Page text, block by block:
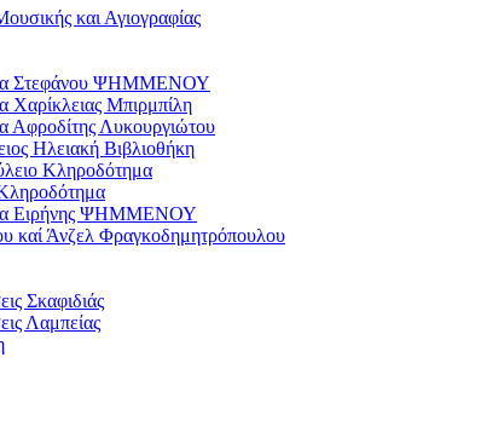
και Αγιογραφίας
Στεφάνου ΨΗΜΜΕΝΟΥ
Χαρίκλειας Μπιρμπίλη
Αφροδίτης Λυκουργιώτου
Ηλειακή Βιβλιοθήκη
Κληροδότημα
Ειρήνης ΨΗΜΜΕΝΟΥ
καί Άνζελ Φραγκοδημητρόπουλου
Σκαφιδιάς
Λαμπείας